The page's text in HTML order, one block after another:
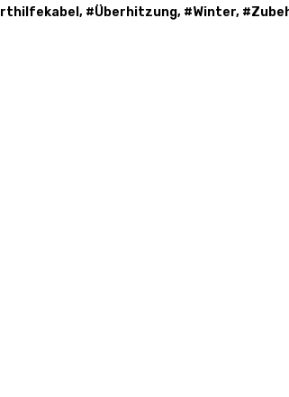
, #Überhitzung, #Winter, #